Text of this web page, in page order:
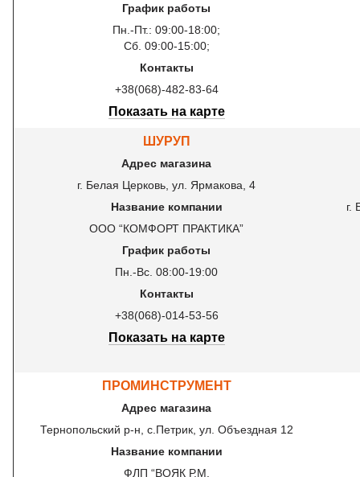
График работы
Пн.-Пт.: 09:00-18:00;
Сб. 09:00-15:00;
Контакты
+38(068)-482-83-64
Показать на карте
ШУРУП
Адрес магазина
г. Белая Церковь, ул. Ярмакова, 4
Название компании
ООО “КОМФОРТ ПРАКТИКА”
График работы
Пн.-Вс. 08:00-19:00
Контакты
+38(068)-014-53-56
Показать на карте
г.
ПРОМИНСТРУМЕНТ
Адрес магазина
Тернопольский р-н, с.Петрик, ул. Объездная 12
Название компании
ФЛП “ВОЯК Р.М.